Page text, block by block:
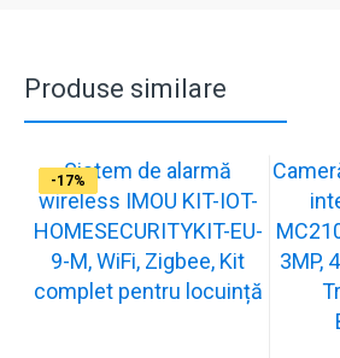
Produse similare
-31%
Sistem de alarmă
wireless IMOU KIT-IOT-
HOMESECURITYKIT-EU-
9-M, WiFi, Zigbee, Kit
complet pentru locuință
-19%
3MP,
-21%
-13%
-15%
-20%
-12%
-13%
-16%
-17%